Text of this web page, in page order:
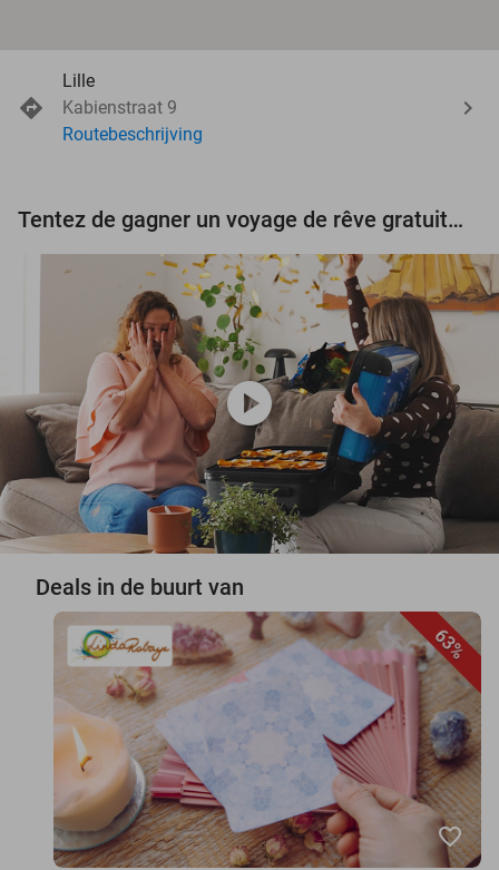
Lille
Kabienstraat 9
Routebeschrijving
Tentez de gagner un voyage de rêve gratuit d'une valeur de 3.000 € !
play_circle
Deals in de buurt van
63%
favorite_border